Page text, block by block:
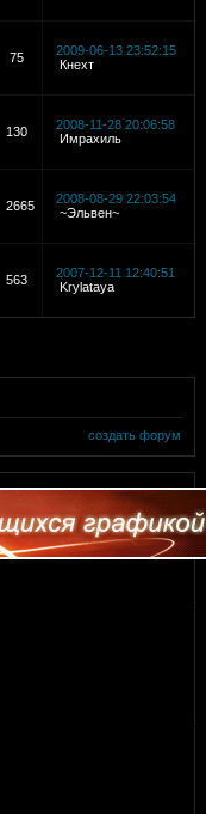
75
2009-06-13 23:52:15
Кнехт
130
2008-11-28 20:06:58
Имрахиль
2665
2008-08-29 22:03:54
~Эльвен~
563
2007-12-11 12:40:51
Krylataya
создать форум